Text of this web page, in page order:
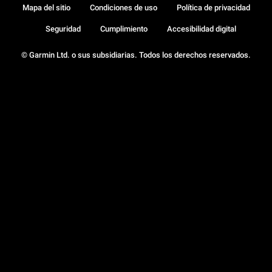
© Garmin Ltd. o sus subsidiarias. Todos los derechos reservados.
Mapa del sitio Condiciones de uso Política de privacidad
Seguridad Cumplimiento Accesibilidad digital